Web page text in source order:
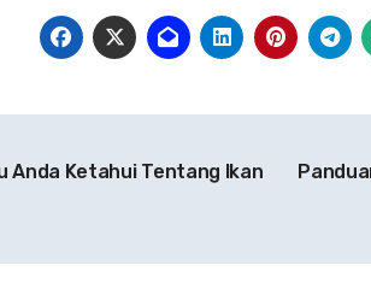
Anda Ketahui Tentang Ikan